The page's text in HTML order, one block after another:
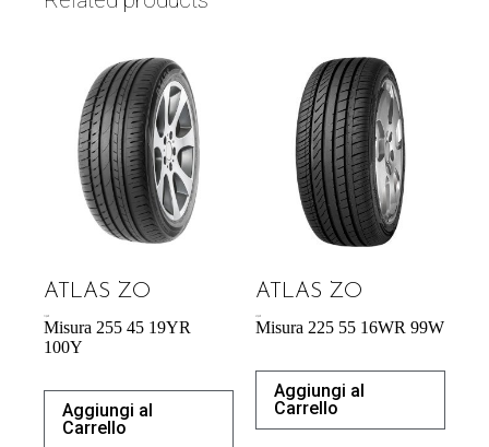
ATLAS ZO
Misura 255 45 19YR
100Y
Aggiungi al
Carrello
ATLAS ZO
Misura 225 55 16WR 99W
Aggiungi al
Carrello